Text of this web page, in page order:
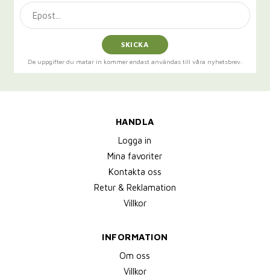
SKICKA
De uppgifter du matar in kommer endast användas till våra nyhetsbrev.
HANDLA
Logga in
Mina favoriter
Kontakta oss
Retur & Reklamation
Villkor
INFORMATION
Om oss
Villkor